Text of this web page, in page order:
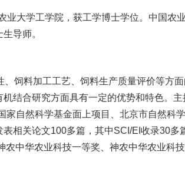
业大学工学院，获工学博士学位。中国农
导师。
、饲料加工工艺、饲料生产质量评价等方
结合研究方面具有一定的优势和特色。主
家自然科学基金面上项目、北京市自然科
相关论文100多篇，其中SCI/EI收录30
农中华农业科技一等奖、神农中华农业科